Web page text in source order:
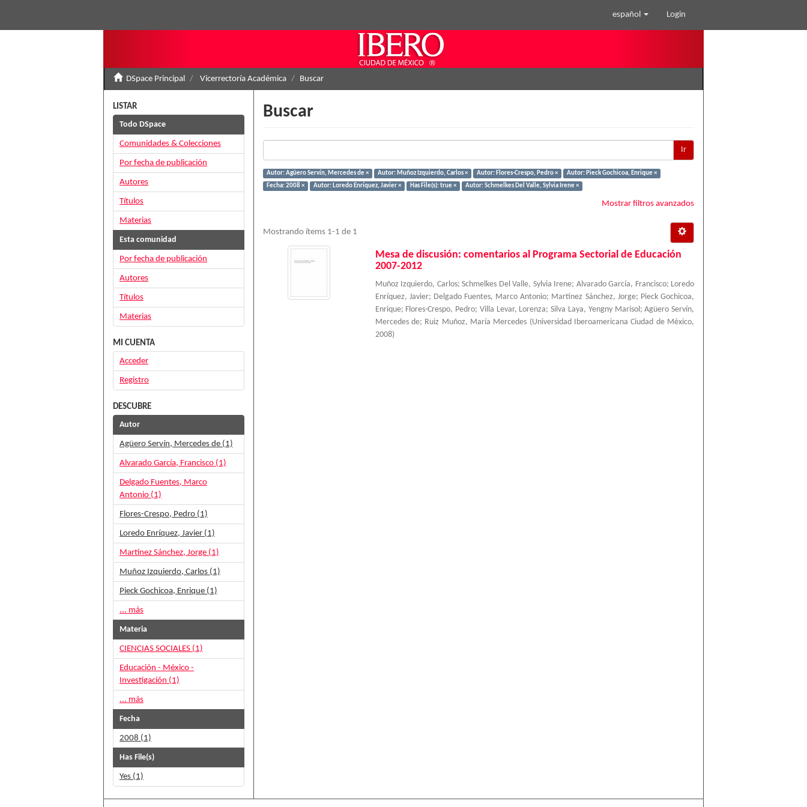
español Login
DSpace Principal Vicerrectoría Académica Buscar
Buscar
Ir
Autor: Agüero Servín, Mercedes de × Autor: Muñoz Izquierdo, Carlos × Autor: Flores-Crespo, Pedro ×
Autor: Pieck Gochicoa, Enrique ×
Fecha: 2008 ×
Autor: Loredo Enríquez, Javier × Has File(s): true × Autor: Schmelkes Del Valle, Sylvia Irene ×
Mostrar filtros avanzados
Mostrando ítems 1-1 de 1
Mesa de discusión: comentarios al Programa Sectorial de Educación
2007-2012
Muñoz Izquierdo, Carlos;Schmelkes Del Valle, Sylvia Irene; Alvarado García, Francisco; Loredo
Enríquez, Javier; Delgado Fuentes, Marco Antonio; Martínez Sánchez, Jorge; Pieck Gochicoa,
Enrique; Flores-Crespo, Pedro; Villa Levar, Lorenza;Silva Laya, Yengny Marisol ;Agüero Servín,
Mercedes de; Ruiz Muñoz, María Mercedes (Universidad Iberoamericana Ciudad de México,
2008)
LISTAR
Todo DSpace
Comunidades & Colecciones
Por fecha de publicación
Autores
Títulos
Materias
Esta comunidad
Por fecha de publicación
Autores
Títulos
Materias
MI CUENTA
Acceder
Registro
DESCUBRE
Autor
Agüero Servín, Mercedes de (1)
Alvarado García, Francisco (1)
Delgado Fuentes, Marco
Antonio (1)
Flores-Crespo, Pedro (1)
Loredo Enríquez, Javier (1)
Martínez Sánchez, Jorge (1)
Muñoz Izquierdo, Carlos (1)
Pieck Gochicoa, Enrique (1)
... más
Materia
CIENCIAS SOCIALES (1)
Educación - México -
Investigación (1)
... más
Fecha
2008 (1)
Has File(s)
Yes (1)